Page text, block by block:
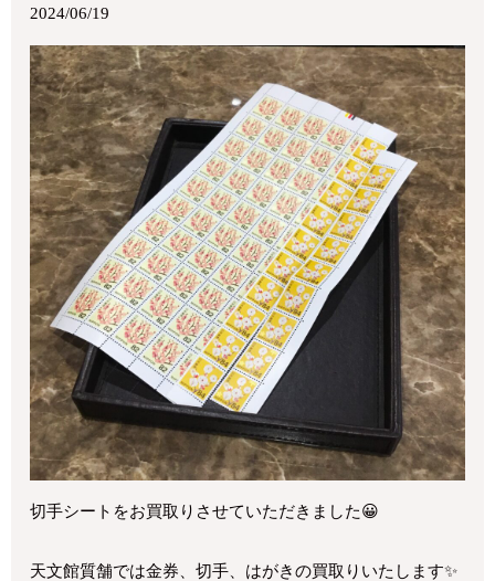
2024/06/19
切手シートをお買取りさせていただきました😀
天文館質舗では金券、切手、はがきの買取りいたします✨